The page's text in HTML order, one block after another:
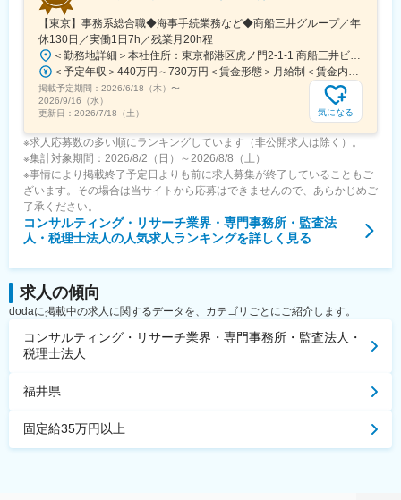
【東京】事務系総合職◆海事手続業務など◆商船三井グループ／年
休130日／実働1日7h／残業月20h程
掲載予定期間： 2026/6/18（木） 〜
2026/9/16（水）
更新日： 2026/7/18（土） 気になる
※求人応募数の多い順にランキングしています（非公開求人は除く）。
※集計対象期間：2026/8/2（日）～2026/8/8（土）
※事情により掲載終了予定日よりも前に求人募集が終了していることもご
ざいます。その場合は当サイトから応募はできませんので、あらかじめご
了承ください。
コンサルティング・リサーチ業界・専門事務所・監査法
人・税理士法人の人気求人ランキングを詳しく見る
求人の傾向
dodaに掲載中の求人に関するデータを、カテゴリごとにご紹介します。
コンサルティング・リサーチ業界・専門事務所・監査法人・
税理士法人
福井県
固定給35万円以上